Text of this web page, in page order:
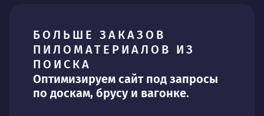
БОЛЬШЕ ЗАКАЗОВ
ПИЛОМАТЕРИАЛОВ ИЗ
ПОИСКА
Оптимизируем сайт под запросы
по доскам, брусу и вагонке.